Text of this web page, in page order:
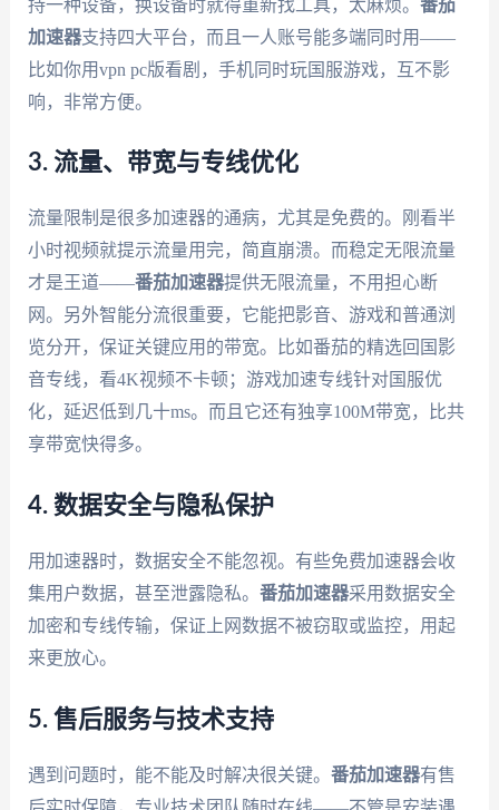
持一种设备，换设备时就得重新找工具，太麻烦。 番茄
加速器支持四大平台，而且一人账号能多端同时用——
比如你用vpn pc版看剧，手机同时玩国服游戏，互不影
响，非常方便。
3. 流量、带宽与专线优化
流量限制是很多加速器的通病，尤其是免费的。刚看半
小时视频就提示流量用完，简直崩溃。而稳定无限流量
才是王道——番茄加速器提供无限流量，不用担心断
网。另外智能分流很重要，它能把影音、游戏和普通浏
览分开，保证关键应用的带宽。比如番茄的精选回国影
音专线，看4K视频不卡顿；游戏加速专线针对国服优
化，延迟低到几十ms。而且它还有独享100M带宽，比共
享带宽快得多。
4. 数据安全与隐私保护
用加速器时，数据安全不能忽视。有些免费加速器会收
集用户数据，甚至泄露隐私。 番茄加速器采用数据安全
加密和专线传输，保证上网数据不被窃取或监控，用起
来更放心。
5. 售后服务与技术支持
遇到问题时，能不能及时解决很关键。 番茄加速器有售